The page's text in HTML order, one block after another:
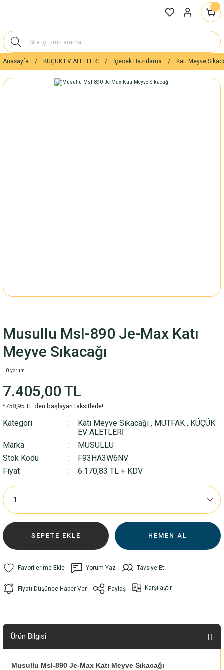
Anasayfa KÜÇÜK EV ALETLERİ İçecek Hazırlama Katı Meyve
Musullu Msl-890 Je-Max Katı
Meyve Sıkacağı
0 yorum
7.405,00 TL
*758,95 TL den başlayan taksitlerle!
Kategori Katı Meyve Sıkacağı , MUTFAK , KÜÇÜK
EV ALETLERİ
Marka
MUSULLU
Stok Kodu
F93HA3W6NV
Fiyat
6.170,83 TL + KDV
SEPETE EKLE HEMEN AL
Yorum Yaz Tavsiye Et
Fiyatı Düşünce Haber Ver Paylaş Karşılaştır
Ürün Bilgisi
Musullu Msl-890 Je-Max Katı Meyve Sıkacağı